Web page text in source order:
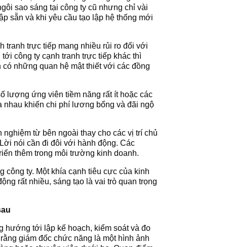
sao sáng tại công ty cũ nhưng chỉ vài
sẵn và khi yêu cầu tạo lập hệ thống mới
tranh trực tiếp mang nhiều rủi ro đối với
công ty cạnh tranh trực tiếp khác thì
những quan hệ mật thiết với các đồng
lượng ứng viên tiềm năng rất ít hoặc các
nhau khiến chi phí lương bổng và đãi ngộ
từ bên ngoài thay cho các vị trí chủ
nói cần đi đôi với hành động. Các
thêm trong môi trường kinh doanh.
công ty. Một khía cạnh tiêu cực của kinh
rất nhiều, sáng tạo là vai trò quan trọng
hướng tới lập kế hoạch, kiểm soát và đo
giám đốc chức năng là một hình ảnh